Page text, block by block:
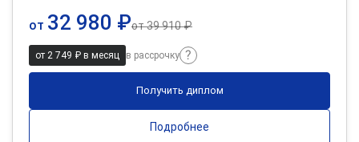
от 32 980 ₽от39 910 ₽
от 2 749 ₽ в месяц в рассрочку
Получить диплом
Подробнее